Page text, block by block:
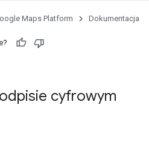
Maps Platform Dokumentacja
cyfrowym